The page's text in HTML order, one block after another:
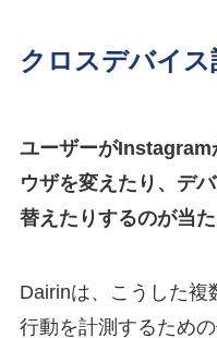
クロスデバイス
ユーザーがInstagram
ウザを変えたり、デ
替えたりするのが当
Dairinは、こうした複
行動を計測するため